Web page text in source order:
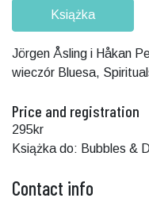
Książka
Jörgen Åsling i Håkan
wieczór Bluesa,
Price and registration
295kr
Książka do: Bubbles &
Contact info